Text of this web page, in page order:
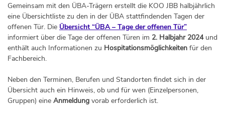
Gemeinsam mit den ÜBA-Trägern erstellt die KOO JBB halbjährlich
eine Übersichtliste zu den in der ÜBA stattfindenden Tagen der
offenen Tür. Die Übersicht “ÜBA – Tage der offenen Tür”
informiert über die Tage der offenen Türen im 2. Halbjahr 2024und
enthält auch Informationen zu Hospitationsmöglichkeiten für den
Fachbereich.
Neben den Terminen, Berufen und Standorten findet sich in der
Übersicht auch ein Hinweis, ob und für wen (Einzelpersonen,
Gruppen) eine Anmeldung vorab erforderlich ist.